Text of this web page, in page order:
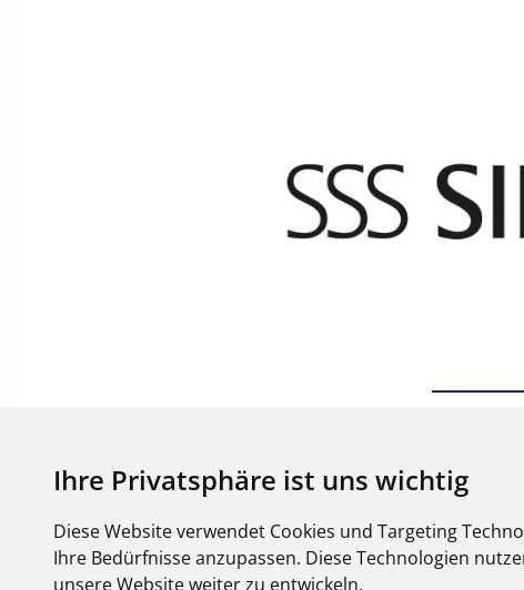
Ihre Privatsphäre ist uns wichtig
Diese Website verwendet Cookies und Targeting
Ihre Bedürfnisse anzupassen. Diese Technologien
unsere Website weiter zu entwickeln.